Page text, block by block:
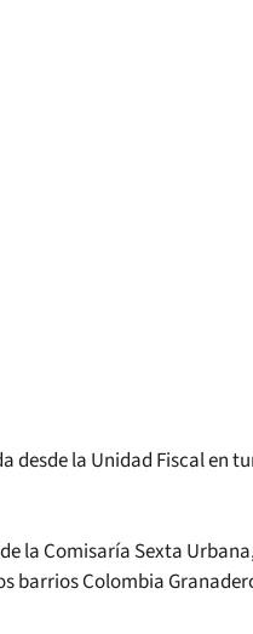
desde la Unidad Fiscal en
la Comisaría Sexta
barrios Colombia